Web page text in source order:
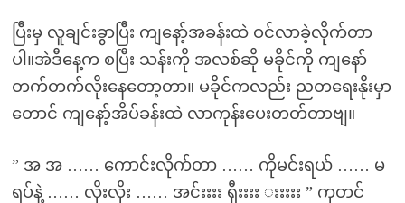
ပြီးမှ လူချင်းခွာပြီး ကျနော့်အခန်းထဲ ဝင်လာခဲ့လိုက်တာ
ပါ။အဲဒီနေ့က စပြီး သန်းကို အလစ်ဆို မခိုင်ကို ကျနော်
တက်တက်လိုးနေတော့တာ။ မခိုင်ကလည်း ညတရေးနိုးမှာ
တောင် ကျနော့်အိပ်ခန်းထဲ လာကုန်းပေးတတ်တာဗျ။
” အ အ …… ကောင်းလိုက်တာ …… ကိုမင်းရယ် …… မ
ရပ်နဲ့ …… လိုးလိုး …… အင်းးးး ရှီးးးး းးးးး ” ကုတင်